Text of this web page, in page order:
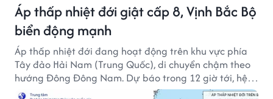
Áp thấp nhiệt đới giật cấp 8, Vịnh Bắc Bộ
biển động mạnh
Áp thấp nhiệt đới đang hoạt động trên khu vực phía
Tây đảo Hải Nam (Trung Quốc), di chuyển chậm theo
hướng Đông Đông Nam. Dự báo trong 12 giờ tới, hệ
thống này suy yếu dần thành vùng áp thấp.